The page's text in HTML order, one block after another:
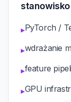
▸PyTorch /
▸wdrażanie
▸feature
▸GPU